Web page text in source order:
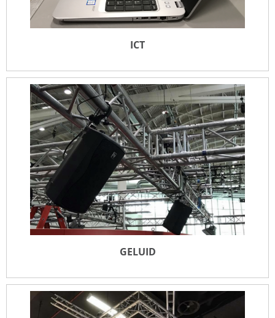
ICT
ICT
LEES MEER
GELUID
GELUID